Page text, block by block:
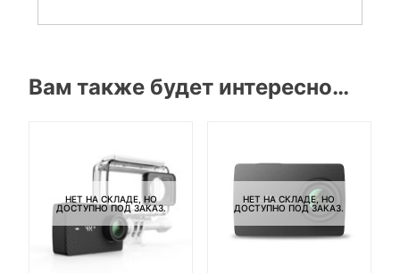
Вам также будет интересно…
НЕТ НА СКЛАДЕ, НО
ДОСТУПНО ПОД ЗАКАЗ.
НЕТ НА СКЛАДЕ, НО
ДОСТУПНО ПОД ЗАКАЗ.